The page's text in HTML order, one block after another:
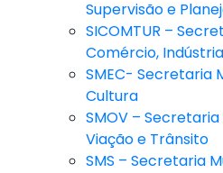
Supervisão e
SICOMTUR –
Comércio,
SMEC- Secretaria
Cultura
SMOV –
Viação e Trânsito
SMS – Secretaria